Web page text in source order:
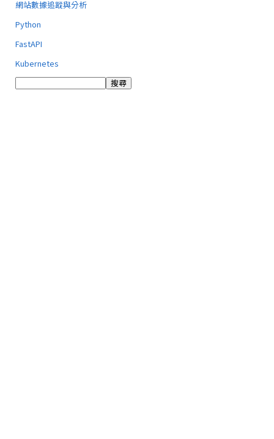
網站數據追蹤與分析
Python
FastAPI
Kubernetes